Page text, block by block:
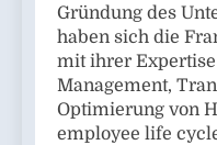
Gründung des
haben sich die
mit ihrer
Management,
Optimierung von
employee life